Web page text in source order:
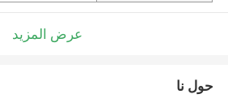
عرض المزيد
حول نا